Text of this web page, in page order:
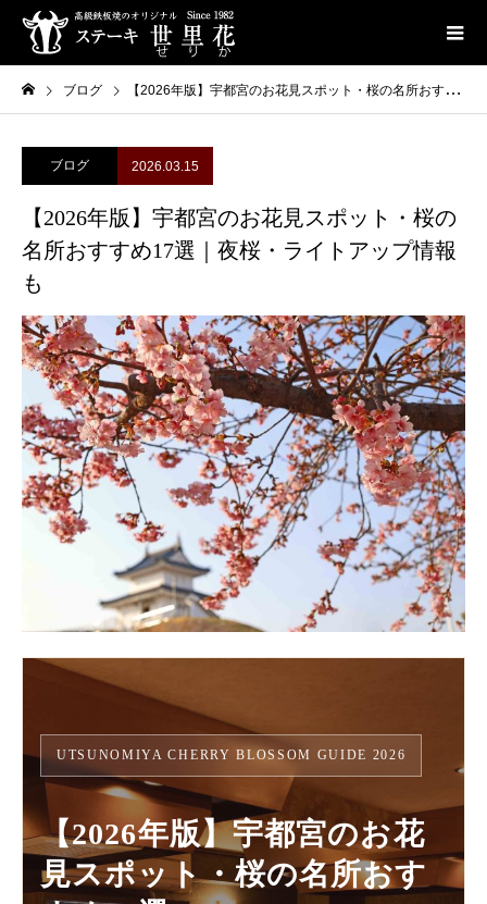
ブログ 【2026年版】宇都宮のお花見スポット・桜の名所おすすめ17選｜夜桜・ライトアップ情報も
ブログ 2026.03.15
【2026年版】宇都宮のお花見スポット・桜の
名所おすすめ17選｜夜桜・ライトアップ情報
も
UTSUNOMIYA CHERRY BLOSSOM GUIDE 2026
【2026年版】宇都宮のお花
見スポット・桜の名所おす